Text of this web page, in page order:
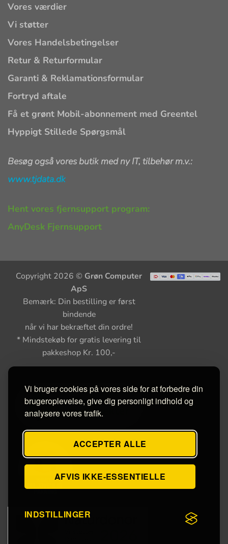
Vi bruger cookies på vores side for at forbedre din
brugeroplevelse, give dig personligt indhold og
analysere vores trafik.
ACCEPTER ALLE
AFVIS IKKE-ESSENTIELLE
INDSTILLINGER
Vores værdier
Vi støtter
Vores Handelsbetingelser
Retur & Returformular
Garanti & Reklamationsformular
Fortryd aftale
Få et grønt Mobil-abonnement med Greentel
Hyppigt Stillede Spørgsmål
Besøg også vores butik med ny IT, tilbehør m.v.:
www.tjdata.dk
Hent vores fjernsupport program:
AnyDesk Fjernsupport
Copyright 2026 © Grøn Computer
ApS
Bemærk: Din bestilling er først
bindende
når vi har bekræftet din ordre!
* Mindstekøb for gratis levering til
pakkeshop Kr. 100,-